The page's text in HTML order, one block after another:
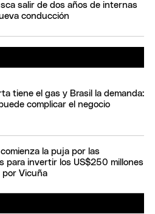
salir de dos años de internas
conducción
tiene el gas y Brasil la demanda:
complicar el negocio
la puja por las
para invertir los US$250 millones
Vicuña